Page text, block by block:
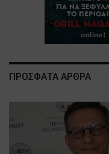
ΠΡΟΣΦΑΤΑ ΑΡΘΡΑ